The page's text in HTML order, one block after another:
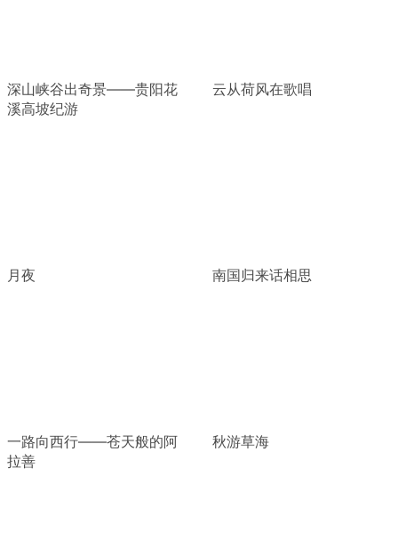
深山峡谷出奇景——贵阳花
溪高坡纪游
云从荷风在歌唱
月夜 南国归来话相思
一路向西行——苍天般的阿
拉善
秋游草海